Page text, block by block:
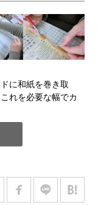
に和紙を巻き取
れを必要な幅でカ
この補修紙の場合